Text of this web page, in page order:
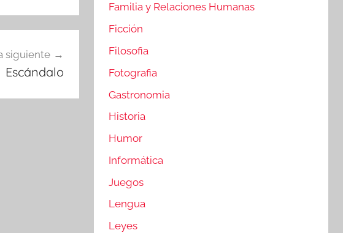
siguiente
Escándalo
Familia y Relaciones Humanas
Ficción
Filosofia
Fotografia
Gastronomia
Historia
Humor
Informática
Juegos
Lengua
Leyes